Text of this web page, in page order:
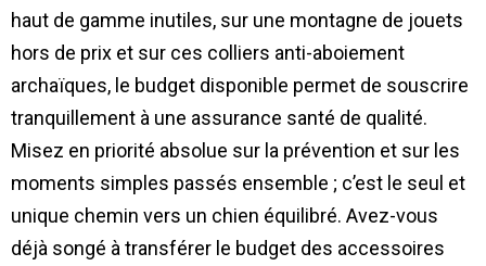
haut de gamme inutiles, sur une montagne de jouets
hors de prix et sur ces colliers anti-aboiement
archaïques, le budget disponible permet de souscrire
tranquillement à une assurance santé de qualité.
Misez en priorité absolue sur la prévention et sur les
moments simples passés ensemble ; c’est le seul et
unique chemin vers un chien équilibré. Avez-vous
déjà songé à transférer le budget des accessoires